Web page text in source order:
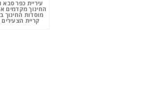
עיריית כפר
החינוך מקדמים
מוסדות החינוך
קריית